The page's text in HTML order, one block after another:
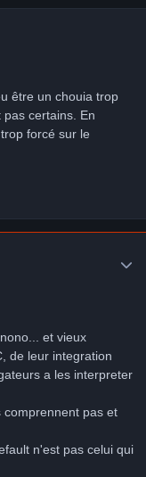
être un chouia trop
certains. En
forcé sur le
et vieux
de leur integration
a les interpreter
comprennent pas et
n'est pas celui qui